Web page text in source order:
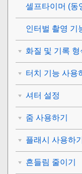
셀프타이머 (동
인터벌 촬영 기
화질 및 기록 형
터치 기능 사용
셔터 설정
줌 사용하기
플래시 사용하기
흔들림 줄이기